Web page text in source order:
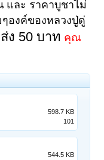
และ ราคาบูชาไม่
องค์ของหลวงปู่ดู่
ง 50 บาท คุณ
598.7 KB
101
544.5 KB